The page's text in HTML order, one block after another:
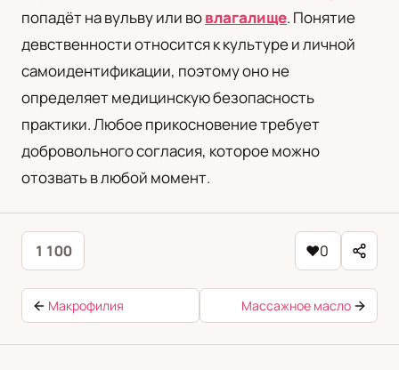
попадёт на вульву или вовлагалище. Понятие
девственности относится к культуре и личной
самоидентификации, поэтому оно не
определяет медицинскую безопасность
практики. Любое прикосновение требует
добровольного согласия, которое можно
отозвать в любой момент.
1 100 ♥0
Макрофилия Массажное масло